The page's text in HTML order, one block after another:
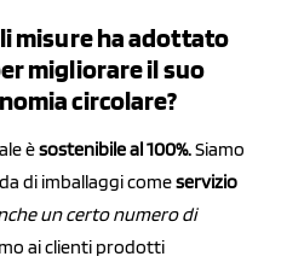
misure ha adottato
migliorare il suo
circolare?
èsostenibile al 100%.Siamo
di imballaggi comeservizio
un certo numero di
ai clienti prodotti